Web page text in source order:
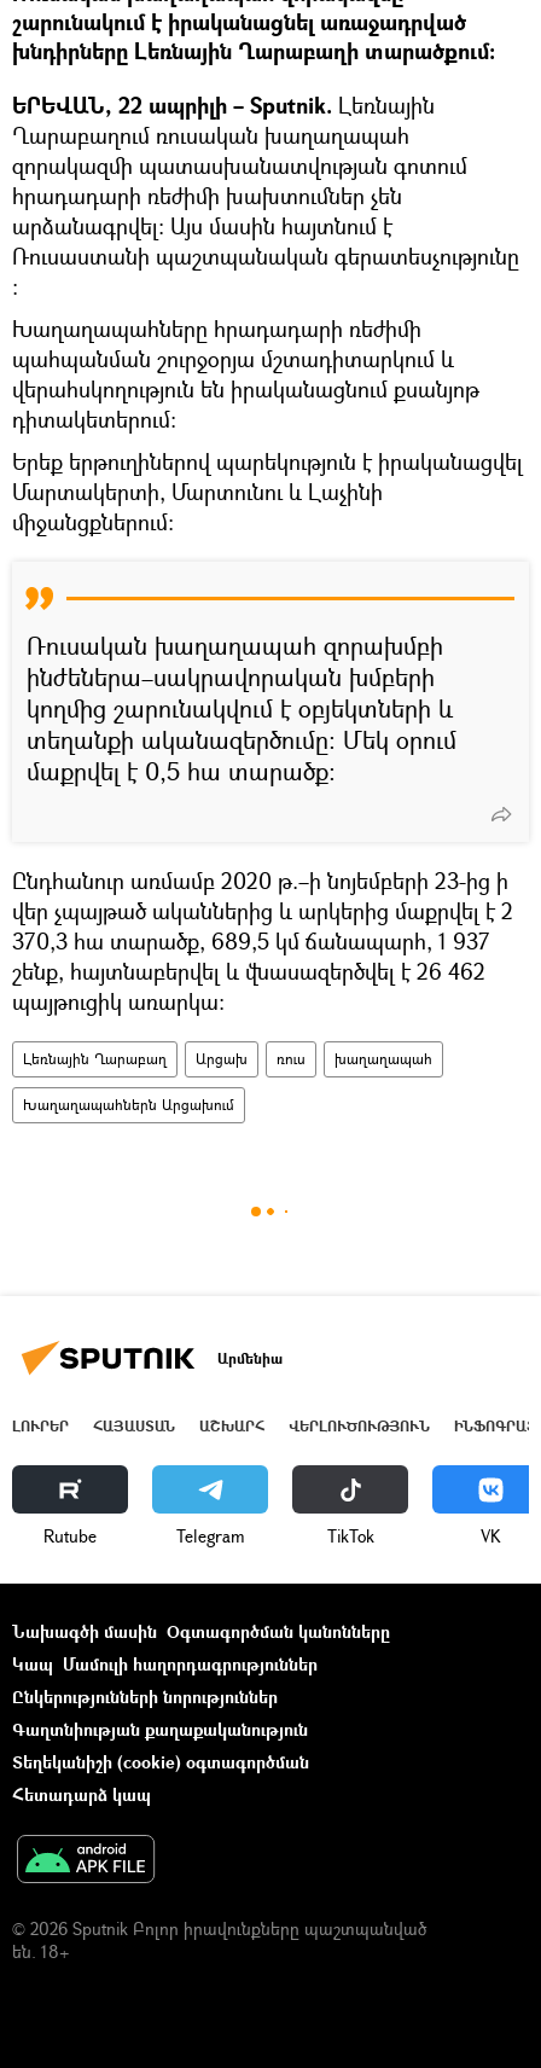
շարունակում է իրականացնել առաջադրված
խնդիրները Լեռնային Ղարաբաղի տարածքում։
ԵՐԵՎԱՆ, 22 ապրիլի – Sputnik. Լեռնային
Ղարաբաղում ռուսական խաղաղապահ
զորակազմի պատասխանատվության գոտում
հրադադարի ռեժիմի խախտումներ չեն
արձանագրվել: Այս մասին հայտնում է
Ռուսաստանի պաշտպանական գերատեսչությունը
։
Խաղաղապահները հրադադարի ռեժիմի
պահպանման շուրջօրյա մշտադիտարկում և
վերահսկողություն են իրականացնում քսանյոթ
դիտակետերում:
Երեք երթուղիներով պարեկություն է իրականացվել
Մարտակերտի, Մարտունու և Լաչինի
միջանցքներում։
Ռուսական խաղաղապահ զորախմբի
ինժեներա–սակրավորական խմբերի
կողմից շարունակվում է օբյեկտների և
տեղանքի ականազերծումը: Մեկ օրում
մաքրվել է 0,5 հա տարածք։
Ընդհանուր առմամբ 2020 թ.–ի նոյեմբերի 23-ից ի
վեր չպայթած ականներից և արկերից մաքրվել է 2
370,3 հա տարածք, 689,5 կմ ճանապարհ, 1 937
շենք, հայտնաբերվել և վնասազերծվել է 26 462
պայթուցիկ առարկա։
Լեռնային Ղարաբաղ Արցախ ռուս խաղաղապահ
Խաղաղապահներն Արցախում
Արմենիա
ԼՈՒՐԵՐ ՀԱՅԱՍՏԱՆ ԱՇԽԱՐՀ ՎԵՐԼՈՒԾՈՒԹՅՈՒՆ
Rutube Telegram ТikТоk VK
Նախագծի մասին Օգտագործման կանոնները
Կապ Մամուլի հաղորդագրություններ
Ընկերությունների նորություններ
Գաղտնիության քաղաքականություն
Տեղեկանիշի (cookie) օգտագործման
Հետադարձ կապ
© 2026 Sputnik Բոլոր իրավունքները պաշտպանված
են. 18+